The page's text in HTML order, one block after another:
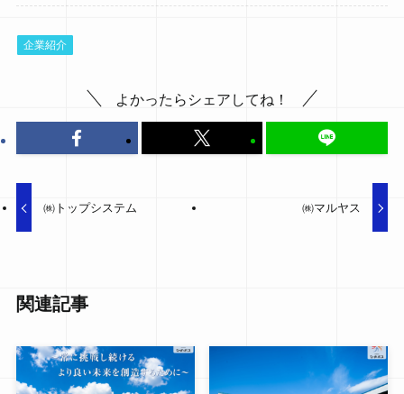
企業紹介
よかったらシェアしてね！
㈱トップシステム ㈱マルヤス
関連記事